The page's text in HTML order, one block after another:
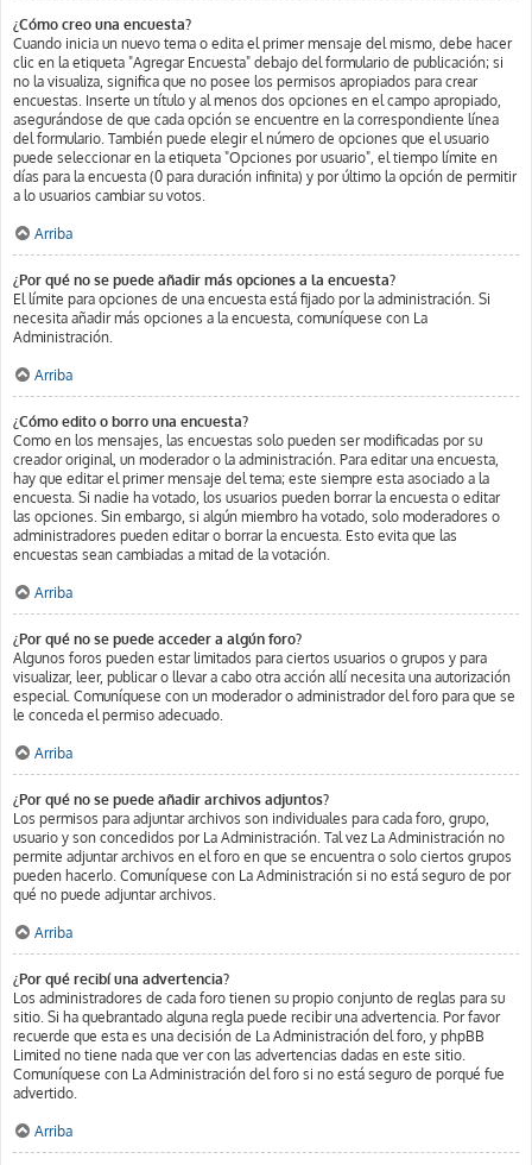
¿Cómo creo una encuesta?
Cuando inicia un nuevo tema o edita el primer mensaje del mismo, debe hacer
clic en la etiqueta "Agregar Encuesta" debajo del formulario de publicación; si
no la visualiza, significa que no posee los permisos apropiados para crear
encuestas. Inserte un título y al menos dos opciones en el campo apropiado,
asegurándose de que cada opción se encuentre en la correspondiente línea
del formulario. También puede elegir el número de opciones que el usuario
puede seleccionar en la etiqueta "Opciones por usuario", el tiempo límite en
días para la encuesta (0 para duración infinita) y por último la opción de permitir
a lo usuarios cambiar su votos.
Arriba
¿Por qué no se puede añadir más opciones a la encuesta?
El límite para opciones de una encuesta está fijado por la administración. Si
necesita añadir más opciones a la encuesta, comuníquese con La
Administración.
Arriba
¿Cómo edito o borro una encuesta?
Como en los mensajes, las encuestas solo pueden ser modificadas por su
creador original, un moderador o la administración. Para editar una encuesta,
hay que editar el primer mensaje del tema; este siempre esta asociado a la
encuesta. Si nadie ha votado, los usuarios pueden borrar la encuesta o editar
las opciones. Sin embargo, si algún miembro ha votado, solo moderadores o
administradores pueden editar o borrar la encuesta. Esto evita que las
encuestas sean cambiadas a mitad de la votación.
Arriba
¿Por qué no se puede acceder a algún foro?
Algunos foros pueden estar limitados para ciertos usuarios o grupos y para
visualizar, leer, publicar o llevar a cabo otra acción allí necesita una autorización
especial. Comuníquese con un moderador o administrador del foro para que se
le conceda el permiso adecuado.
Arriba
¿Por qué no se puede añadir archivos adjuntos?
Los permisos para adjuntar archivos son individuales para cada foro, grupo,
usuario y son concedidos por La Administración. Tal vez La Administración no
permite adjuntar archivos en el foro en que se encuentra o solo ciertos grupos
pueden hacerlo. Comuníquese con La Administración si no está seguro de por
qué no puede adjuntar archivos.
Arriba
¿Por qué recibí una advertencia?
Los administradores de cada foro tienen su propio conjunto de reglas para su
sitio. Si ha quebrantado alguna regla puede recibir una advertencia. Por favor
recuerde que esta es una decisión de La Administración del foro, y phpBB
Limited no tiene nada que ver con las advertencias dadas en este sitio.
Comuníquese con La Administración del foro si no está seguro de porqué fue
advertido.
Arriba